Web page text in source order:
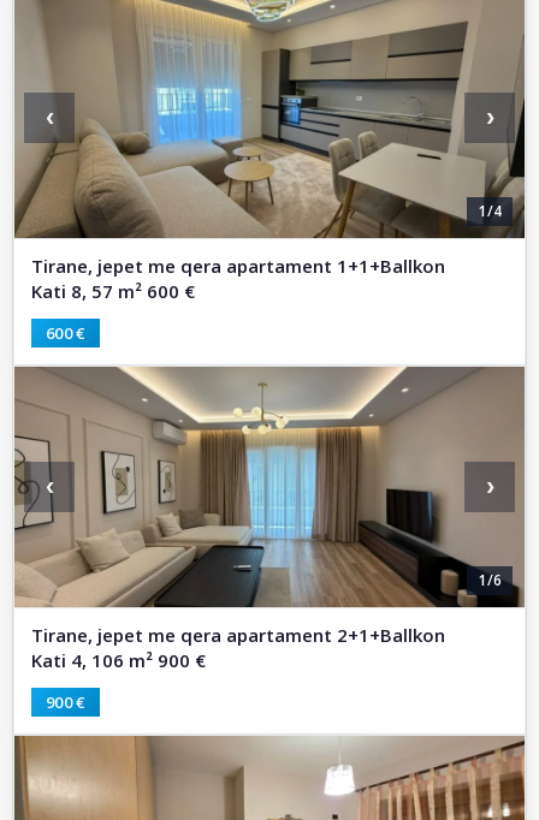
1/4
‹ ›
Tirane, jepet me qera apartament 1+1+Ballkon
Kati 8, 57 m² 600 €
600 €
1/6
‹ ›
Tirane, jepet me qera apartament 2+1+Ballkon
Kati 4, 106 m² 900 €
900 €